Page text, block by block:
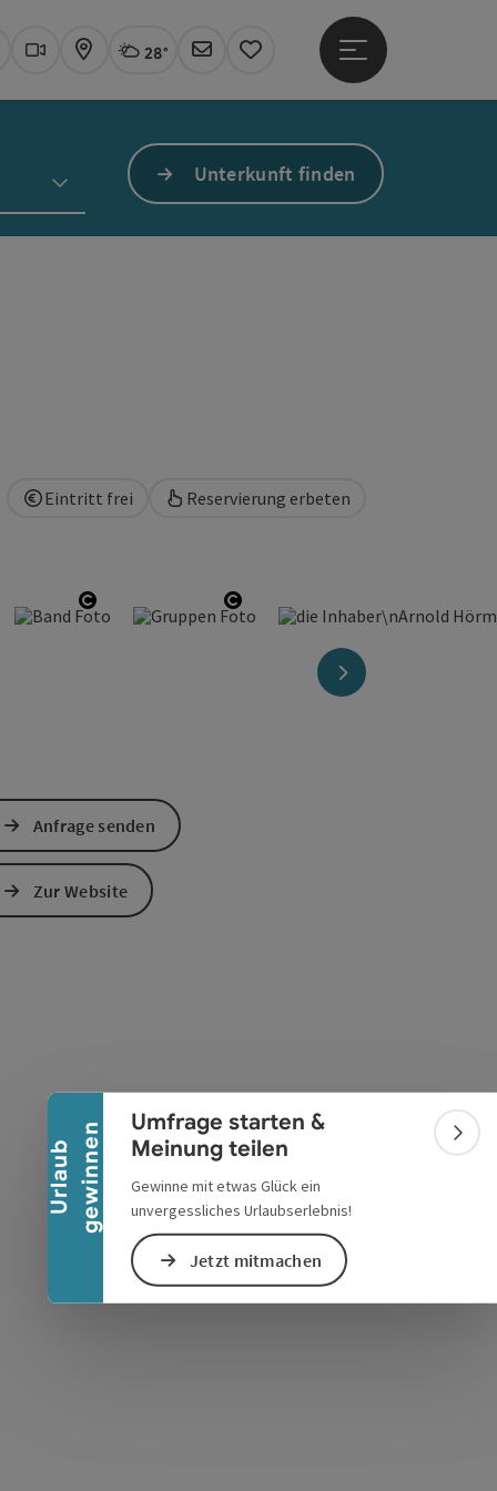
U
r
l
a
u
b
g
e
w
i
n
n
en
Banner einklappen
Umfrage starten &
Meinung teilen
Gewinne mit etwas Glück ein
unvergessliches Urlaubserlebnis!
Jetzt mitmachen
Webcams
KarteAktuelles Wetter Linz, wolkig
28°
Newsletter
Merkzettel
Hauptmenü öffnen
Unterkunft finden
öffnenCopyright öffnenCopyright öffnen
nächstes Element
Eintritt frei Reservierung erbeten
öffnenöffnen
Anfrage senden
Zur Website